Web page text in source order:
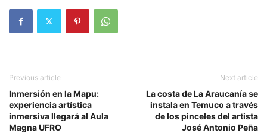
Previous article
Inmersión en la Mapu:
experiencia artística
inmersiva llegará al Aula
Magna UFRO
Next article
La costa de La Araucanía se
instala en Temuco a través
de los pinceles del artista
José Antonio Peña